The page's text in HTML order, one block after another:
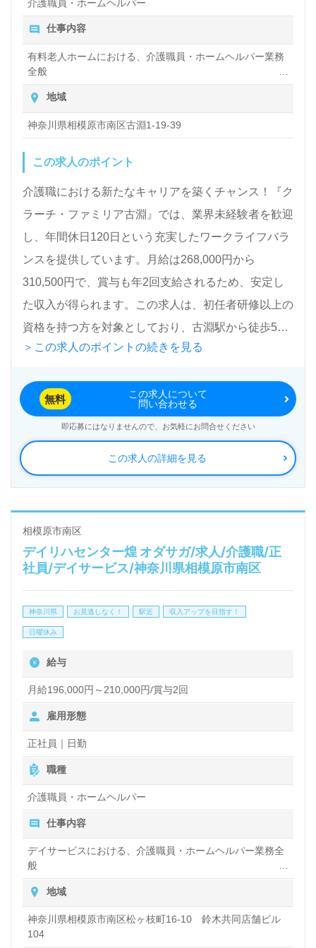
お問い合わせも遠慮なくお願いします。
医療/福祉業界の正社員/パート求人探しは【ウィルオ
ブ介護】＊求人情報収集、将来的に検討の方も遠慮な
く＊
LINE、メール、お電話などご希望に応じてお問い合
わせ/ご相談可能です。転職相談、求人紹介、年収交
渉など完全無料サービスをご利用いただけます。＜非
公開求人も取扱いあり！＞"転職支援"のプロと一緒に
転職活動！お問い合わせお待ちしております。
介護職員・ホームヘルパー
仕事内容
有料老人ホームにおける、介護職員・ホームヘルパー業務
全般
入浴や排せつ、食事などの身体的サポートや、買い物や掃
除、洗濯など日常生活のサポートなど
地域
神奈川県相模原市南区古淵1-19-39
この求人のポイント
介護職における新たなキャリアを築くチャンス！『ク
ラーチ・ファミリア古淵』では、業界未経験者を歓迎
し、年間休日120日という充実したワークライフバラ
ンスを提供しています。月給は268,000円から
310,500円で、賞与も年2回支給されるため、安定し
た収入が得られます。この求人は、初任者研修以上の
資格を持つ方を対象としており、古淵駅から徒歩5分
というアクセスの良さも魅力の一つです。お車での通
当施設は73名の入居者を受け入れ、全室個室でプラ
イバシーが守られています。運営する株式会社クラー
チは、東京、神奈川、千葉を中心に広がる信頼のブラ
ンドであり、自社開発の『ユカリアケア』システムを
使用して、24時間体制でご入居者様の情報を家族に
共有しています。このような先進的な取り組みは、安
心と信頼を生み出し、介護の現場におけるプロフェッ
ショナルとしての価値を高めています。
幅広い年代層の職員が活躍しており、相手を尊重し合
す。これにより、資格や経験を活かしながら、仲間た
ちと共に高いモチベーションで働くことができます。
ご利用者様やご家族へのおもてなしを大切にする職場
で、感謝の気持ちを持って介護サポートに携わること
ができます。
転職をお考えの方には、医療・福祉業界に特化した求
人情報を提供する『ウィルオブ介護』がサポートしま
す。お問い合わせはLINE、メール、電話などで受け
付けており、転職相談や年収交渉も無料で行うことが
できます。非公開求人もあるため、興味のある方はぜ
ひご連絡ください。あなたの新しい一歩を、私たちと
共に踏み出しましょう。
＞この求人のポイントの続きを見る
この求人の詳細を見る
無料
この求人について
問い合わせる
即応募にはなりませんので、お気軽にお問合せください
相模原市南区
デイリハセンター煌 オダサガ/求人/介護職/正
社員/デイサービス/神奈川県相模原市南区
神奈川県 お見逃しなく！ 駅近 収入アップを目指す！
日曜休み
給与
月給196,000円～210,000円/賞与2回
雇用形態
正社員｜日勤
職種
介護職員・ホームヘルパー
仕事内容
デイサービスにおける、介護職員・ホームヘルパー業務全
般
入浴や排せつ、食事などの身体的サポートや、買い物や掃
除、洗濯など日常生活のサポートなど
地域
神奈川県相模原市南区松ヶ枝町16-10 鈴木共同店舗ビル
104